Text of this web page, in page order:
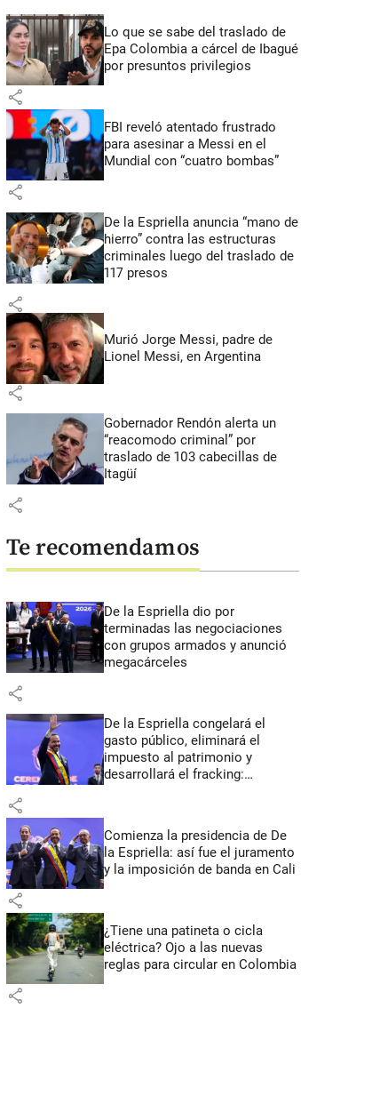
Lo que se sabe del traslado de
Epa Colombia a cárcel de Ibagué
por presuntos privilegios
share
FBI reveló atentado frustrado
para asesinar a Messi en el
Mundial con “cuatro bombas”
share
De la Espriella anuncia “mano de
hierro” contra las estructuras
criminales luego del traslado de
117 presos
share
Murió Jorge Messi, padre de
Lionel Messi, en Argentina
share
Gobernador Rendón alerta un
“reacomodo criminal” por
traslado de 103 cabecillas de
Itagüí
share
Te recomendamos
De la Espriella dio por
terminadas las negociaciones
con grupos armados y anunció
megacárceles
share
De la Espriella congelará el
gasto público, eliminará el
impuesto al patrimonio y
desarrollará el fracking:
share
Comienza la presidencia de De
la Espriella: así fue el juramento
y la imposición de banda en Cali
share
¿Tiene una patineta o cicla
eléctrica? Ojo a las nuevas
reglas para circular en Colombia
share